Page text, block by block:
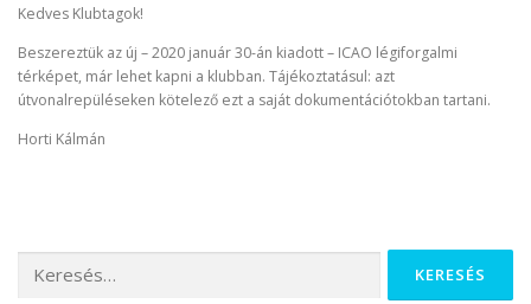
Kedves Klubtagok!
Beszereztük az új – 2020 január 30-án kiadott – ICAO légiforgalmi
térképet, már lehet kapni a klubban. Tájékoztatásul: azt
útvonalrepüléseken kötelező ezt a saját dokumentációtokban tartani.
Horti Kálmán